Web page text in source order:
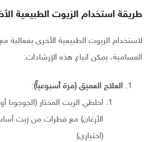
طريقة استخدام الزيوت الطبيعية
لاستخدام الزيوت الطبيعية الأخرى
المسامية، يمكن اتباع هذه الإرشادات:
العلاج العميق (مرة أسبوعياً):
اخلطي الزيت المختار (الجوجوبا أو
الأرغان) مع قطرات من زيت
(اختياري)